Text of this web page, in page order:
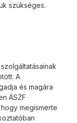
szükséges.
szolgáltatásainak
A
és magára
ÁSZF
megismerte